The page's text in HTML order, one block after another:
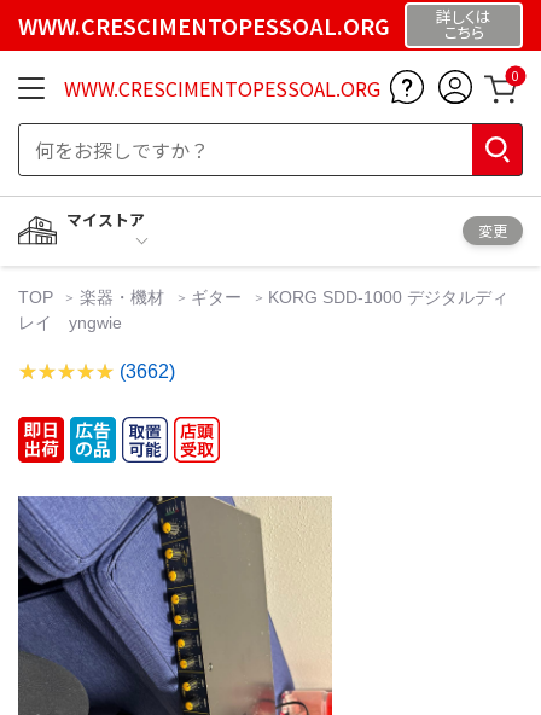
WWW.CRESCIMENTOPESSOAL.ORG 詳しくは
こちら
WWW.CRESCIMENTOPESSOAL.ORG 0
マイストア
変更
TOP 楽器・機材 ギター
KORG SDD-1000 デジタルディ
レイ yngwie
(3662)